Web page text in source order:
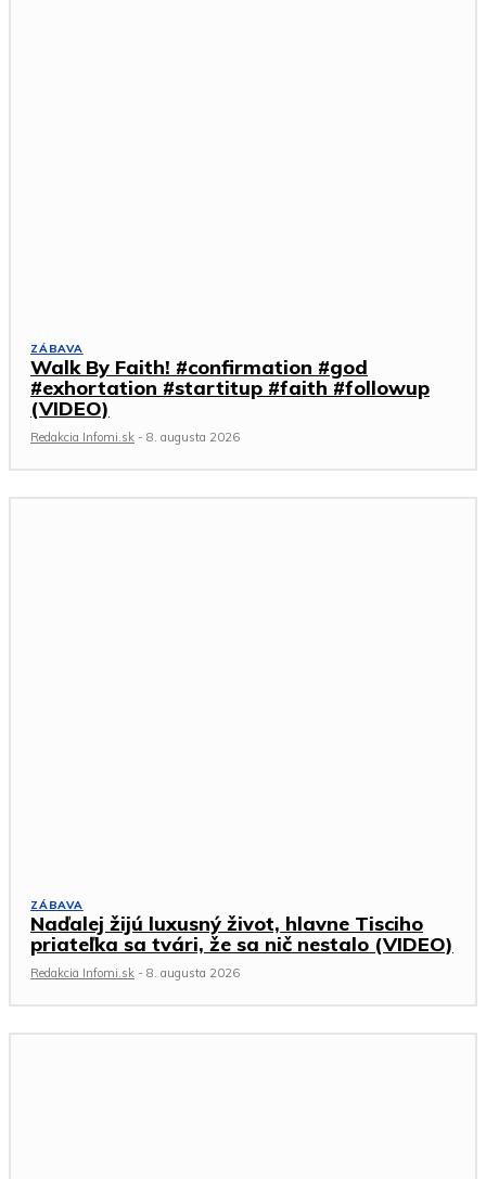
ZÁBAVA
Walk By Faith! #confirmation #god
#exhortation #startitup #faith #followup
(VIDEO)
Redakcia Infomi.sk - 8. augusta 2026
ZÁBAVA
Naďalej žijú luxusný život, hlavne Tisciho
priateľka sa tvári, že sa nič nestalo (VIDEO)
Redakcia Infomi.sk - 8. augusta 2026